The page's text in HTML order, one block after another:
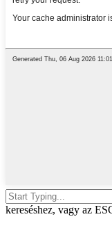
kereséshez, vagy az